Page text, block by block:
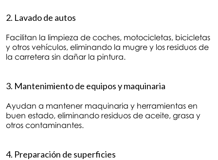
2. Lavado de autos
Facilitan la limpieza de coches, motocicletas, bicicletas
y otros vehículos, eliminando la mugre y los residuos de
la carretera sin dañar la pintura.
3. Mantenimiento de equipos y maquinaria
Ayudan a mantener maquinaria y herramientas en
buen estado, eliminando residuos de aceite, grasa y
otros contaminantes.
4. Preparación de superficies